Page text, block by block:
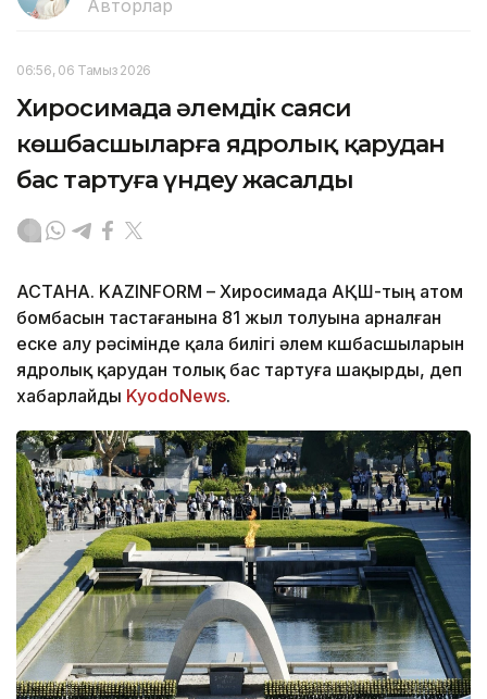
Авторлар
06:56, 06 Тамыз 2026
Хиросимада әлемдік саяси
көшбасшыларға ядролық қарудан
бас тартуға үндеу жасалды
АСТАНА. KAZINFORM – Хиросимада АҚШ-тың атом
бомбасын тастағанына 81 жыл толуына арналған
еске алу рәсімінде қала билігі әлем көшбасшыларын
ядролық қарудан толық бас тартуға шақырды, деп
хабарлайды KyodoNews.